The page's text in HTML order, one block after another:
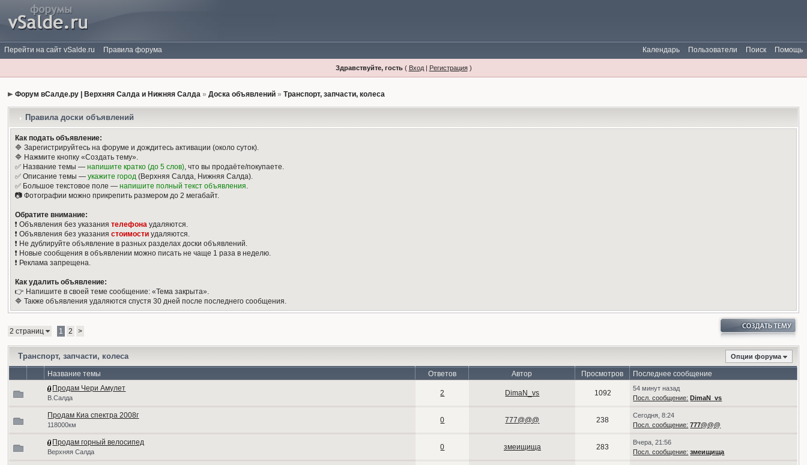
Перейти на сайт vSalde.ru Правила форума Помощь
Поиск
Пользователи
Календарь
Здравствуйте, гость( Вход| Регистрация)
Форум вСалде.ру | Верхняя Салда и Нижняя Салда »Доска объявлений »Транспорт, запчасти, колеса
Правила доски объявлений
Как подать объявление:
🔷 Зарегистрируйтесь на форуме и дождитесь активации (около суток).
🔷 Нажмите кнопку «Создать тему».
✅ Название темы —напишите кратко (до 5 слов), что вы продаёте/покупаете.
✅ Описание темы —укажите город (Верхняя Салда, Нижняя Салда).
✅ Большое текстовое поле —напишите полный текст объявления.
📷 Фотографии можно прикрепить размером до 2 мегабайт.
Обратите внимание:
❗️ Объявления без указаниятелефона удаляются.
❗️ Объявления без указаниястоимости удаляются.
❗️ Не дублируйте объявление в разных разделах доски объявлений.
❗️ Новые сообщения в объявлении можно писать не чаще 1 раза в неделю.
❗️ Реклама запрещена.
Как удалить объявление:
👉 Напишите в своей теме сообщение: «Тема закрыта».
🔷 Также объявления удаляются спустя 30 дней после последнего сообщения.
2 страниц 1 2 >
Транспорт, запчасти, колеса Опции форума
Название темы Ответов Автор Просмотров
Последнее сообщение
Продам Чери Амулет
В.Салда
2 DimaN_vs 1092
54 минут назад
Посл. сообщение: DimaN_vs
Продам Киа спектра 2008г
118000км
0 777@@@ 238
Сегодня, 8:24
Посл. сообщение: 777@@@
Продам горный велосипед
Верхняя Салда
0 змеищища 283
Вчера, 21:56
Посл. сообщение: змеищища